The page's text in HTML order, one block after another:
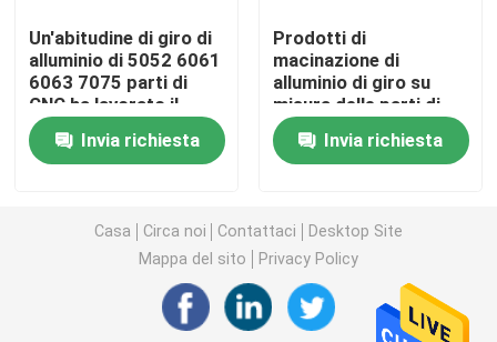
Recinzioni elettroniche su ordinazione
Parti di plastica su ordinazione dell'iniezione
la muffa della pressofusione
I ricambi auto della pressofusione
Un'abitudine di giro di
alluminio di 5052 6061
6063 7075 parti di
CNC ha lavorato il
prodotto a macchina
Invia richiesta
Prodotti di
macinazione di
alluminio di giro su
misura delle parti di
CNC di Ra0.2 Ra3.2
Invia richiesta
Casa Circa noi Contattaci
Desktop Site
Mappa del sito
Privacy Policy